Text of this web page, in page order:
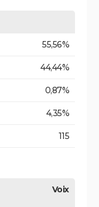
55,56%
44,44%
0,87%
4,35%
115
Voix